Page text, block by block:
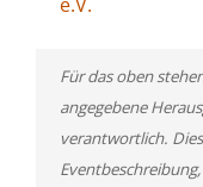
Für das oben
angegebene
verantwortlich.